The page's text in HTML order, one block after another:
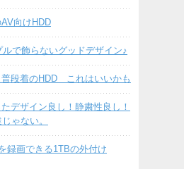
向けHDD
ルで飾らないグッドデザイン♪
段着のHDD これはいいかも
デザイン良し！静粛性良し！
ゃない。
録画できる1TBの外付け